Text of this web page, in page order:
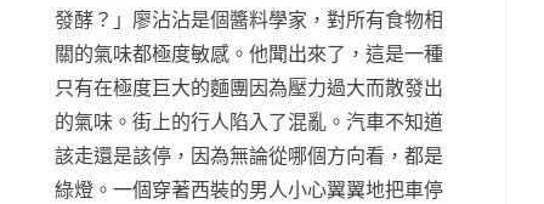
發酵？」廖沾沾是個醬料學家，對所有食物相
關的氣味都極度敏感。他聞出來了，這是一種
只有在極度巨大的麵團因為壓力過大而散發出
的氣味。街上的行人陷入了混亂。汽車不知道
該走還是該停，因為無論從哪個方向看，都是
綠燈。一個穿著西裝的男人小心翼翼地把車停